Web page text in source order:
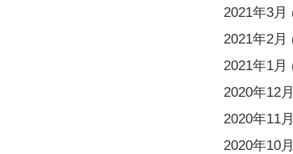
2021年3月
2021年2月
2021年1月
2020年12月
2020年11月
2020年10月